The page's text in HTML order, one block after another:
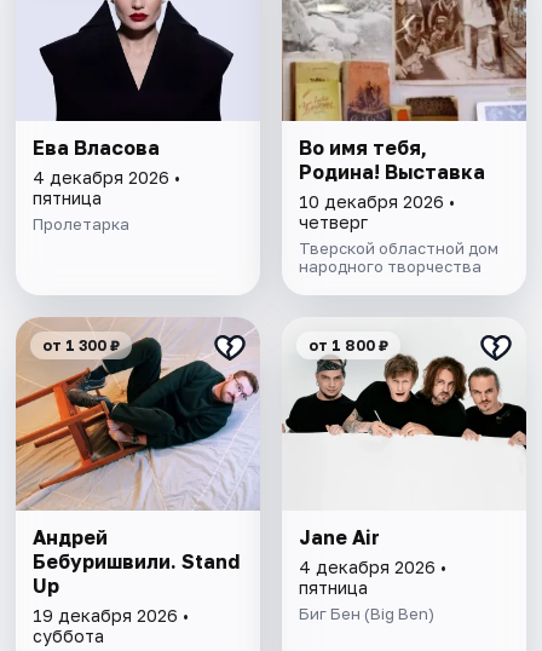
Ева Власова
4 декабря 2026 •
пятница
Пролетарка
Во имя тебя,
Родина! Выставка
10 декабря 2026 •
четверг
Тверской областной дом
народного творчества
от 1 300 ₽
Андрей
Бебуришвили. Stand
Up
19 декабря 2026 •
суббота
от 1 800 ₽
Jane Air
4 декабря 2026 •
пятница
Биг Бен (Big Ben)